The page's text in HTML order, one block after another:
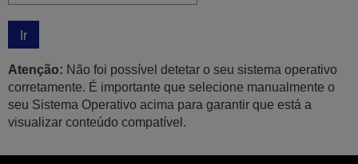
Ir
Atenção: Não foi possível detetar o seu sistema operativo
corretamente. É importante que selecione manualmente o
seu Sistema Operativo acima para garantir que está a
visualizar conteúdo compatível.